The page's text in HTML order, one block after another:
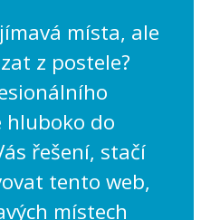
místa, ale
z postele?
hluboko do
řešení, stačí
tento web,
místech